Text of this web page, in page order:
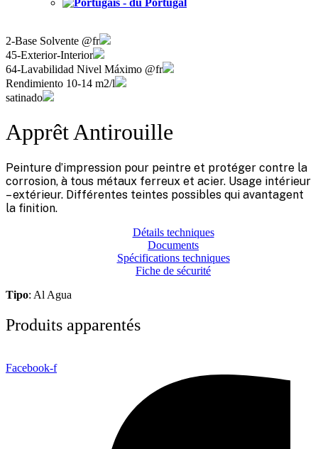
2-Base Solvente @fr
45-Exterior-Interior
64-Lavabilidad Nivel Máximo @fr
Rendimiento 10-14 m2/l
satinado
Apprêt Antirouille
Peinture d’impression pour peintre et protéger contre la
corrosion, à tous métaux ferreux et acier. Usage intérieur
– extérieur. Différentes teintes possibles qui avantagent
la finition.
Détails techniques
Documents
Spécifications techniques
Fiche de sécurité
Tipo: Al Agua
Produits apparentés
Facebook-f